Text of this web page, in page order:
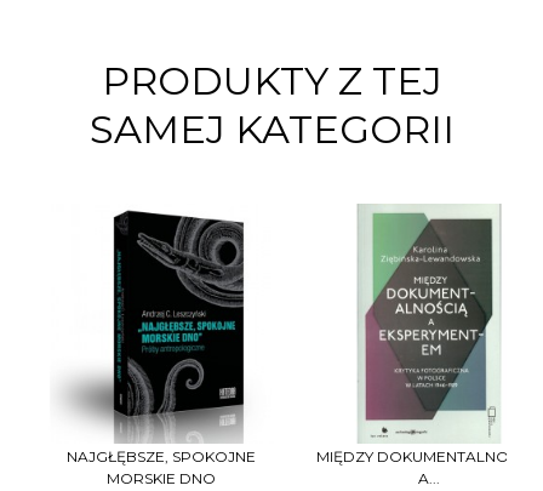
PRODUKTY Z TEJ
SAMEJ KATEGORII
NAJGŁĘBSZE, SPOKOJNE
MORSKIE DNO
MIĘDZY DOKUMENTALNOŚCIĄ
A...